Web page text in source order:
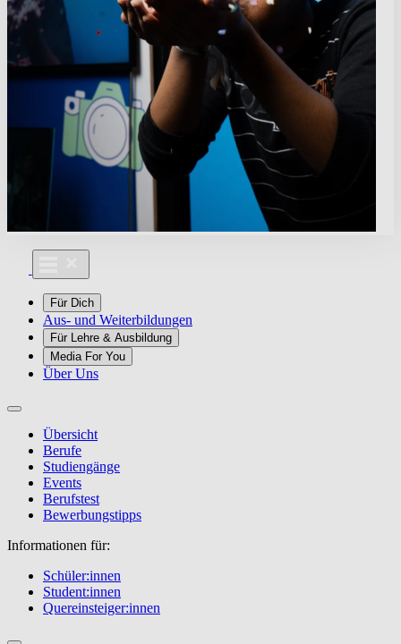
Für Dich
Aus- und Weiterbildungen
Für Lehre & Ausbildung
Media For You
Über Uns
Übersicht
Berufe
Studiengänge
Events
Berufstest
Bewerbungstipps
Informationen für:
Schüler:innen
Student:innen
Quereinsteiger:innen